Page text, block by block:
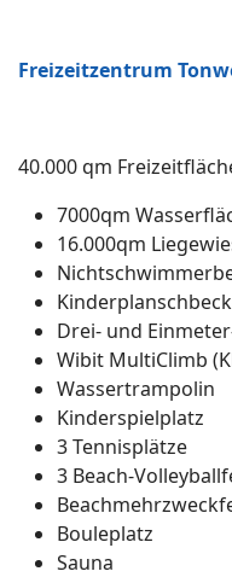
Freizeitzentrum
40.000 qm
7000qm
16.000qm
Drei- und
Wibit MultiClimb
Wassertrampolin
Kinderspielplatz
3 Tennisplätze
3 Beach-
Bouleplatz
Sauna